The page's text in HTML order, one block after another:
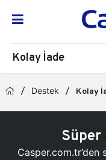
Kolay İade
Destek Kolay
Süper
Casper.com.tr’den